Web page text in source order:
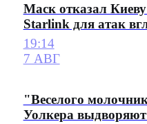
Маск отказал
Starlink для атак
19:14
7 АВГ
"Веселого
Уолкера выдворяют